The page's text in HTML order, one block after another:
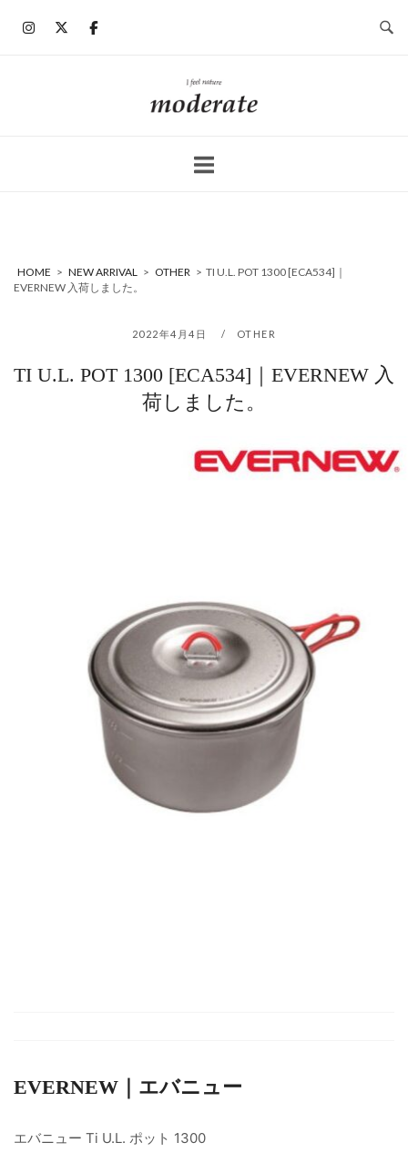
ホ
ー
HOME > NEW ARRIVAL > OTHER > TI U.L. POT 1300 [ECA534]｜
EVERNEW 入荷しました。
2022年4月4日 OTHER
TI U.L. POT 1300 [ECA534]｜EVERNEW 入
荷しました。
EVERNEW｜エバニュー
エバニュー Ti U.L. ポット 1300